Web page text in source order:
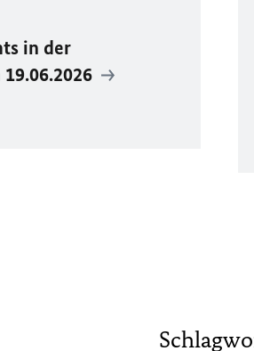
in der